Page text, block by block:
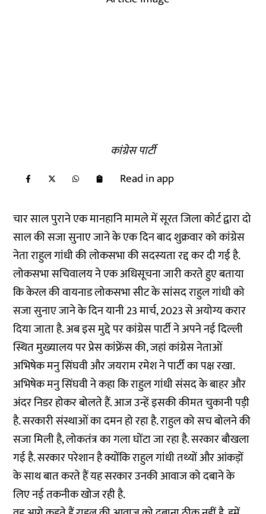
कांग्रेस पार्टी
Read in app
चार साल पुराने एक मानहानि मामले में सूरत जिला कोर्ट द्वारा दो
साल की सजा सुनाए जाने के एक दिन बाद शुक्रवार को कांग्रेस
नेता राहुल गांधी की लोकसभा की सदस्यता रद्द कर दी गई है.
लोकसभा सचिवालय ने एक अधिसूचना जारी करते हुए बताया
कि केरल की वायनाड लोकसभा सीट के सांसद राहुल गांधी को
सजा सुनाए जाने के दिन यानी 23 मार्च, 2023 से अयोग्य करार
दिया जाता है. अब इस मुद्दे पर कांग्रेस पार्टी ने अपने नई दिल्ली
स्थित मुख्यालय पर प्रेस कांफ्रेंस की, जहां कांग्रेस नेताओं
अभिषेक मनु सिंघवी और जयराम रमेश ने पार्टी का पक्ष रखा.
अभिषेक मनु सिंघवी ने कहा कि राहुल गांधी संसद के बाहर और
अंदर निडर होकर बोलते हैं. आज उन्हें इसकी कीमत चुकानी पड़ी
है. सरकारी संस्थाओं का दमन हो रहा है. राहुल को सच बोलने की
सजा मिली है, लोकतंत्र का गला घोंटा जा रहा है. सरकार बौखला
गई है. सरकार परेशान है क्योंकि राहुल गांधी तथ्यों और आंकड़ों
के साथ बात करते हैं यह सरकार उनकी आवाज को दबाने के
लिए नई तकनीक खोज रही है.